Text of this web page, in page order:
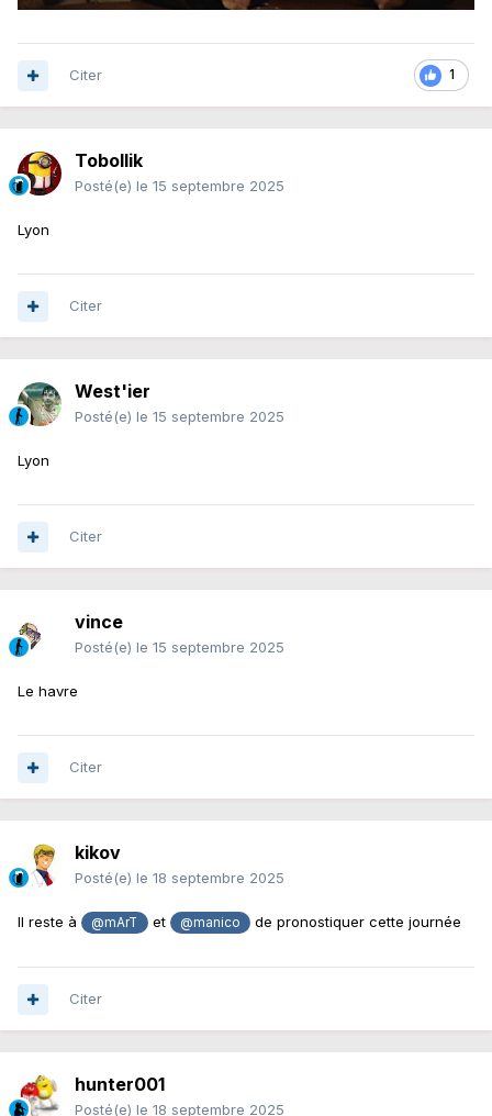
1
Citer
Tobollik
Posté(e) le 15 septembre 2025
Lyon
Citer
West'ier
Posté(e) le 15 septembre 2025
Lyon
Citer
vince
Posté(e) le 15 septembre 2025
Le havre
Citer
kikov
Posté(e) le 18 septembre 2025
Il reste à @mArT et @manico de pronostiquer cette journée
Citer
hunter001
Posté(e) le 18 septembre 2025